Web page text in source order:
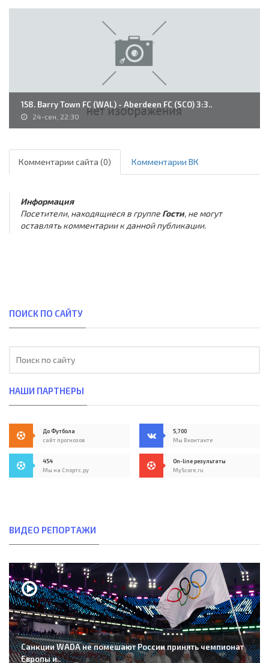
158. Barry Town FC (WAL) - Aberdeen FC (SCO) 3:3..
24-сен, 22:30
Комментарии сайта (0) Комментарии ВК
Информация
Посетители, находящиеся в группе Гости, не могут
оставлять комментарии к данной публикации.
ПОИСК ПО САЙТУ
НАШИ ПАРТНЕРЫ
До Футбола
сайт прогнозов
5,700
Мы Вконтакте
454
Мы на Спортс.ру
On-line результаты
MyScore.ru
ВИДЕО РЕПОРТАЖИ
Санкции WADA не помешают России принять чемпионат
Европы и..